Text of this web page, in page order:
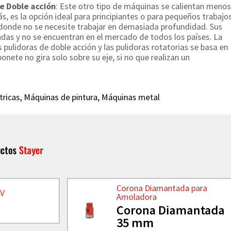
Doble acción: Este otro tipo de máquinas se calientan menos
es la opción ideal para principiantes o para pequeños
no se necesite trabajar en demasiada profundidad. Sus
y no se encuentran en el mercado de todos los países. La
pulidoras de doble acción y las pulidoras rotatorias se basa en
no gira solo sobre su eje, si no que realizan un
, Máquinas de pintura, Máquinas metal
Stayer
Corona Diamantada para
Amoladora
Corona Diamantada
35 mm